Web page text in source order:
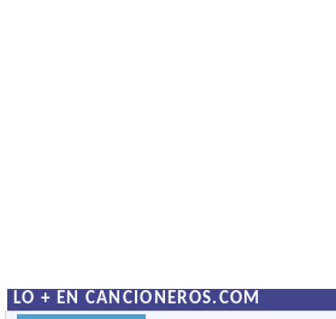
LO + EN CANCIONEROS.COM